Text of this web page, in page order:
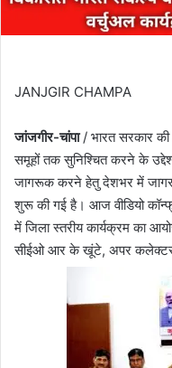
JANJGIR CHAMPA
जांजगीर-चांपा/ भारत सरकार की
समूहों तक सुनिश्चित करने के
जागरूक करने हेतु देशभर में
शुरू की गई है। आज वीडियो
में जिला स्तरीय कार्यक्रम का
सीईओ आर के खूंटे, अपर